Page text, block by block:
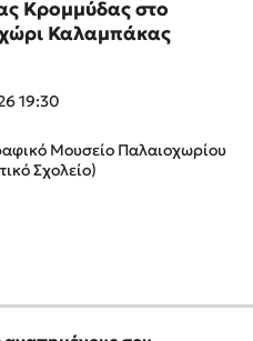
Δρ. Δανάη Δεληγεώργη
στον Άδη της
σε μια μέρα!
pizza από τον Άκη
Κρομμύδας στο
Καλαμπάκας
19:30
Μουσείο Παλαιοχωρίου
Σχολείο)